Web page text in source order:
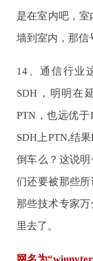
是在室内吧，
墙到室内，那信
14、通信行业
SDH，明明在
PTN，也远优
SDH上PTN,结
倒车么？这说
们还要被那些
那些技术专家
里去了。
网名为